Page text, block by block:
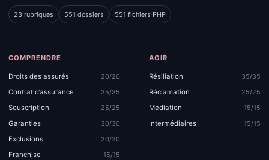
23 rubriques 551 dossiers 551 fichiers PHP
COMPRENDRE
Droits des assurés
20/20
Contrat d’assurance
35/35
Souscription
25/25
Garanties
30/30
Exclusions
20/20
Franchise
15/15
AGIR
Résiliation
35/35
Réclamation
25/25
Médiation
15/15
Intermédiaires
15/15